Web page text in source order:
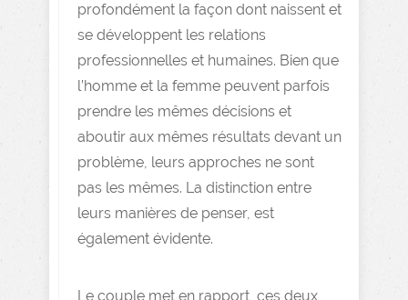
profondément la façon dont naissent et
se développent les relations
professionnelles et humaines. Bien que
l’homme et la femme peuvent parfois
prendre les mêmes décisions et
aboutir aux mêmes résultats devant un
problème, leurs approches ne sont
pas les mêmes. La distinction entre
leurs manières de penser, est
également évidente.
Le couple met en rapport, ces deux